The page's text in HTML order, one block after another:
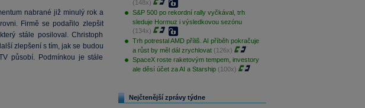
nabrané již minulý rok a
Firmě se podařilo zlepšit
stále posiloval. Christoph
zlepšení s tím, jak se budou
působí. Podmínkou je stále
(148x)
S&P 500 po rekordní rally vyčkával, trh
sleduje Hormuz i výsledkovou sezónu
(134x)
Trh potrestal AMD příliš. AI příběh pokračuje
a růst by měl dál zrychlovat (126x)
SpaceX roste raketovým tempem, investory
ale děsí účet za AI a Starship (100x)
Nejčtenější zprávy týdne